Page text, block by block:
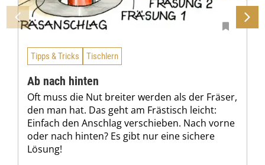
Tipps & Tricks Tischlern
Ab nach hinten
Oft muss die Nut breiter werden als der Fräser,
den man hat. Das geht am Frästisch leicht:
Einfach den Anschlag verschieben. Nach vorne
oder nach hinten? Es gibt nur eine sichere
Lösung!